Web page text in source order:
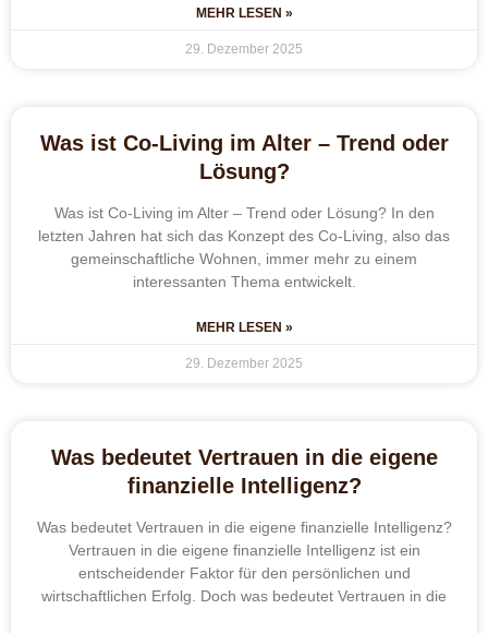
MEHR LESEN »
29. Dezember 2025
Was ist Co-Living im Alter – Trend oder
Lösung?
Was ist Co-Living im Alter – Trend oder Lösung? In den
letzten Jahren hat sich das Konzept des Co-Living, also das
gemeinschaftliche Wohnen, immer mehr zu einem
interessanten Thema entwickelt.
MEHR LESEN »
29. Dezember 2025
Was bedeutet Vertrauen in die eigene
finanzielle Intelligenz?
Was bedeutet Vertrauen in die eigene finanzielle Intelligenz?
Vertrauen in die eigene finanzielle Intelligenz ist ein
entscheidender Faktor für den persönlichen und
wirtschaftlichen Erfolg. Doch was bedeutet Vertrauen in die